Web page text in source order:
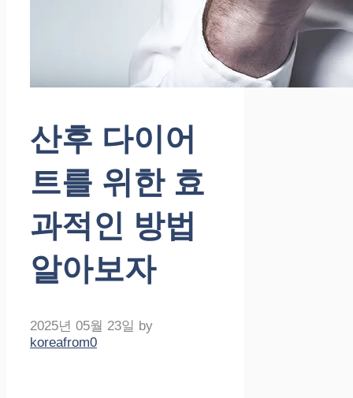
산후 다이어
트를 위한 효
과적인 방법
알아보자
2025년 05월 23일 by
koreafrom0